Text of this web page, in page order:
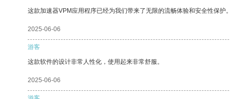
这款加速器VPM应用程序已经为我们带来了无限的流畅体验和安全性保护
2025-06-06
游客
这款软件的设计非常人性化，使用起来非常舒服。
2025-06-06